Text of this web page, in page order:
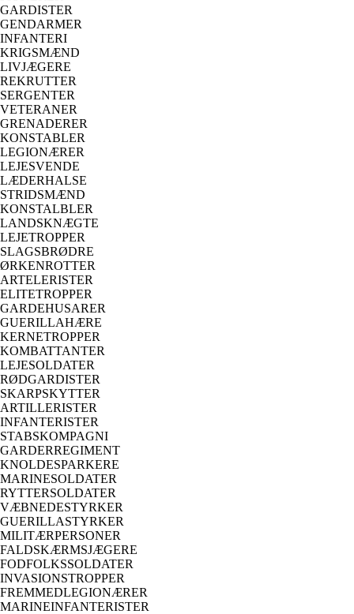
GARDISTER
GENDARMER
INFANTERI
KRIGSMÆND
LIVJÆGERE
REKRUTTER
SERGENTER
VETERANER
GRENADERER
KONSTABLER
LEGIONÆRER
LEJESVENDE
LÆDERHALSE
STRIDSMÆND
KONSTALBLER
LANDSKNÆGTE
LEJETROPPER
SLAGSBRØDRE
ØRKENROTTER
ARTELERISTER
ELITETROPPER
GARDEHUSARER
GUERILLAHÆRE
KERNETROPPER
KOMBATTANTER
LEJESOLDATER
RØDGARDISTER
SKARPSKYTTER
ARTILLERISTER
INFANTERISTER
STABSKOMPAGNI
GARDERREGIMENT
KNOLDESPARKERE
MARINESOLDATER
RYTTERSOLDATER
VÆBNEDESTYRKER
GUERILLASTYRKER
MILITÆRPERSONER
FALDSKÆRMSJÆGERE
FODFOLKSSOLDATER
INVASIONSTROPPER
FREMMEDLEGIONÆRER
MARINEINFANTERISTER